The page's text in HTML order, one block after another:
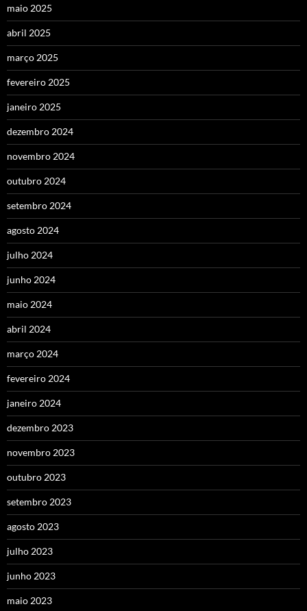
maio 2025
abril 2025
março 2025
fevereiro 2025
janeiro 2025
dezembro 2024
novembro 2024
outubro 2024
setembro 2024
agosto 2024
julho 2024
junho 2024
maio 2024
abril 2024
março 2024
fevereiro 2024
janeiro 2024
dezembro 2023
novembro 2023
outubro 2023
setembro 2023
agosto 2023
julho 2023
junho 2023
maio 2023